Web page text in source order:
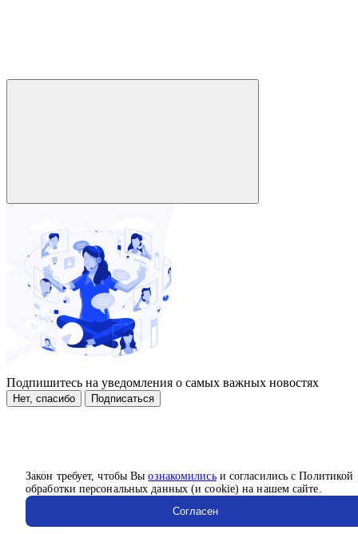
Закон требует, чтобы Выознакомилисьи согласились с Политикой
обработки персональных данных (и cookie) на нашем сайте.
Согласен
Подпишитесь на уведомления о самых важных новостях
Нет, спасибо Подписаться